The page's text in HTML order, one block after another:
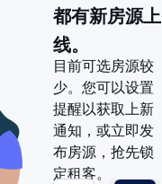
都有新房源上
线。
目前可选房源较
少。您可以设置
提醒以获取上新
通知，或立即发
布房源，抢先锁
定租客。